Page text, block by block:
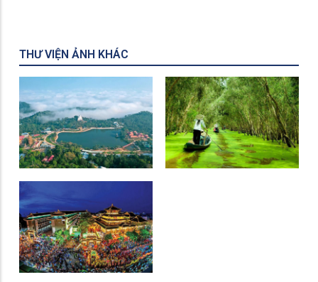
THƯ VIỆN ẢNH KHÁC
Khu Du Lịch Núi Cấm Rừng Tràm Trà Sư
Miếu Bà Chúa Xứ